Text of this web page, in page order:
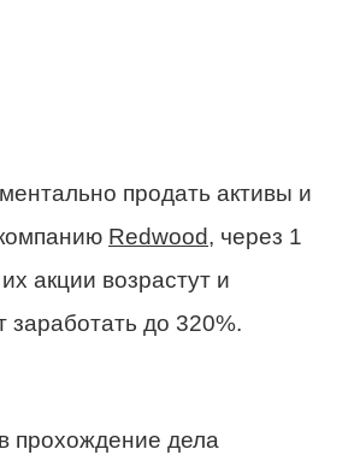
продать активы и
Redwood, через 1
акции возрастут и
заработать до 320%.
прохождение дела